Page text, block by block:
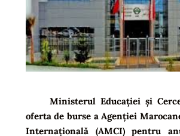
Ministerul Educației și
oferta de burse a Agenției
Internațională (AMCI) pentru